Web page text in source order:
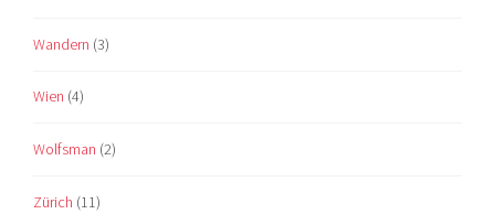
Wandern (3)
Wien (4)
Wolfsman (2)
Zürich (11)